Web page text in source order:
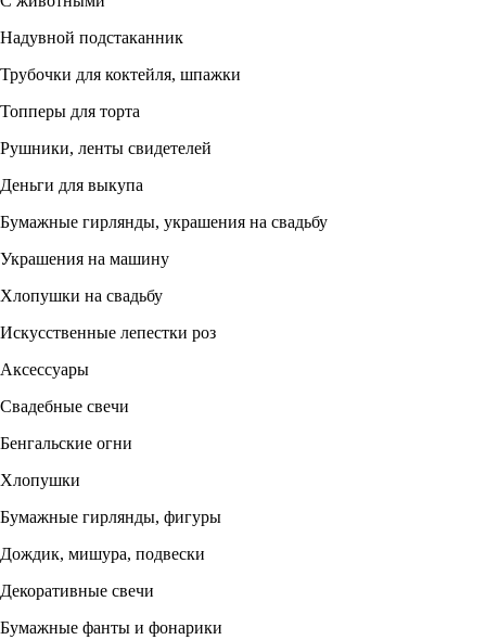
Надувной подстаканник
Трубочки для коктейля, шпажки
Топперы для торта
Рушники, ленты свидетелей
Деньги для выкупа
Бумажные гирлянды, украшения на свадьбу
Украшения на машину
Хлопушки на свадьбу
Искусственные лепестки роз
Аксессуары
Свадебные свечи
Бенгальские огни
Хлопушки
Бумажные гирлянды, фигуры
Дождик, мишура, подвески
Декоративные свечи
Бумажные фанты и фонарики